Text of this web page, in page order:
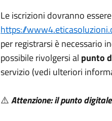
Le iscrizioni dovranno
https://
per registrarsi è necessario
possibile rivolgersi al punto
servizio (vedi ulteriori
⚠️Attenzione: il punto